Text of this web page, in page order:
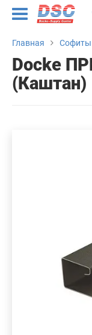
Главная Софиты
Docke
(Каштан)